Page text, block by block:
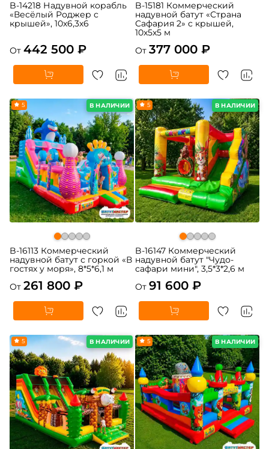
B-14218 Надувной корабль
«Весёлый Роджер с
крышей», 10х6,3х6
От 442 500 ₽
B-15181 Коммерческий
надувной батут «Страна
Сафария 2» с крышей,
10x5x5 м
От 377 000 ₽
В НАЛИЧИИ
5
B-16113 Коммерческий
надувной батут с горкой «В
гостях у моря», 8*5*6,1 м
От 261 800 ₽
В НАЛИЧИИ
5
B-16147 Коммерческий
надувной батут "Чудо-
сафари мини", 3,5*3*2,6 м
От 91 600 ₽
В НАЛИЧИИ
5 В НАЛИЧИИ
5